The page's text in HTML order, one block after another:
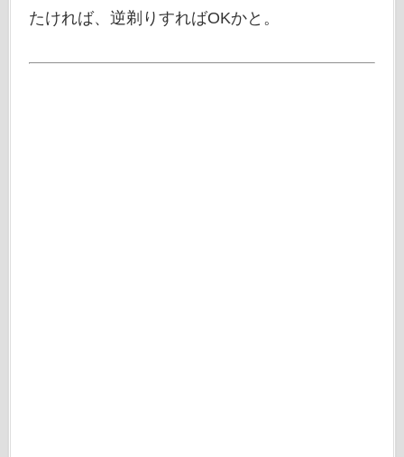
たければ、逆剃りすればOKかと。